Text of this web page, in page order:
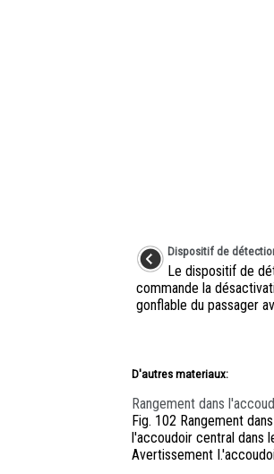
Dispositif de
Le dispositif de
commande la
gonflable du passager
D'autres materiaux:
Rangement dans
Fig. 102 Rangement
l'accoudoir central dans
Avertissement